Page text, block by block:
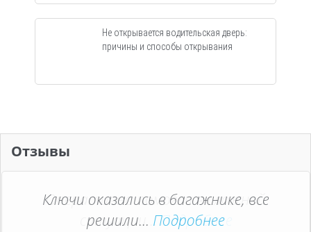
Не открывается водительская дверь:
причины и способы открывания
Отзывы
Ключи оказались в багажнике, все
решили... Подробнее
Оперативно помогли в сложной
ситуации...Подробнее